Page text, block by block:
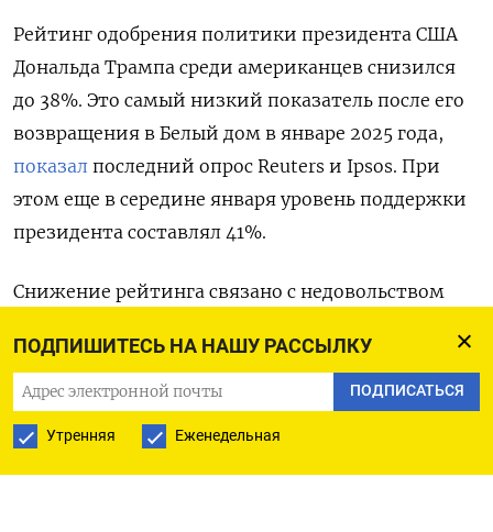
ПОДПИШИТЕСЬ НА НАШУ РАССЫЛКУ
ПОДПИСАТЬСЯ
Утренняя Еженедельная
Рейтинг одобрения политики президента США
Дональда Трампа среди американцев снизился
до 38%. Это самый низкий показатель после его
возвращения в Белый дом в январе 2025 года,
показал последний опрос Reuters и Ipsos. При
этом еще в середине января уровень поддержки
президента составлял 41%.
Снижение рейтинга связано с недовольством
администрации Трампа. Согласно опросу, 39%
американцев одобряют политику президента в
сфере иммиграции, а 53% — нет. Ранее в этом